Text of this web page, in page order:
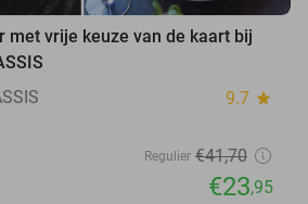
met vrije keuze van de kaart bij
9.7 star
Regulier €41,70
€23,95